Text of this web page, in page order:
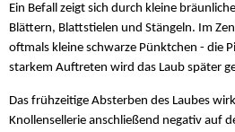
Ein Befall zeigt sich durch kleine
Blättern, Blattstielen und Stängeln. Im
oftmals kleine schwarze Pünktchen - die
starkem Auftreten wird das Laub später
Das frühzeitige Absterben des Laubes
Knollensellerie anschließend negativ auf